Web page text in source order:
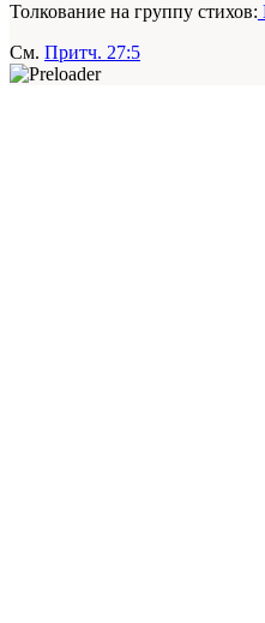
Толкование на группу стихов:
См. Притч. 27:5